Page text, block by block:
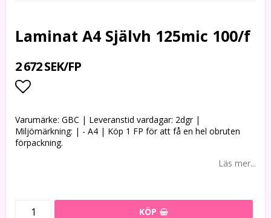
Laminat A4 Självh 125mic 100/f
2 672 SEK/FP
Varumärke: GBC | Leveranstid vardagar: 2dgr |
Miljömärkning: | - A4 | Köp 1 FP för att få en hel obruten
förpackning.
Läs mer...
KÖP